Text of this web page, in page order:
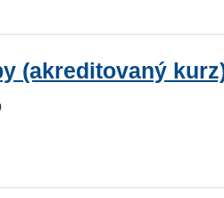
(akreditovaný